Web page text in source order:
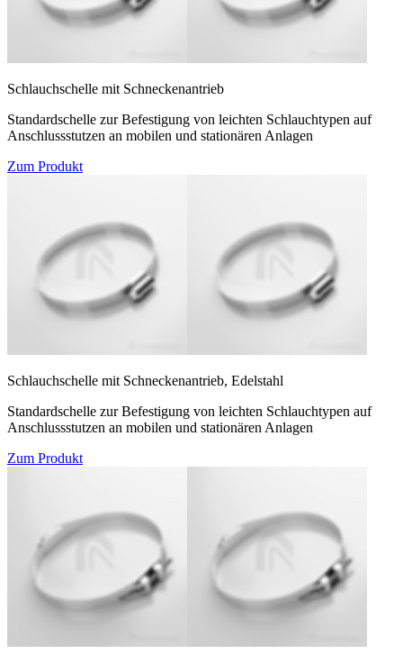
Schlauchschelle mit Schneckenantrieb
Standardschelle zur Befestigung von leichten Schlauchtypen auf
Anschlussstutzen an mobilen und stationären Anlagen
Zum Produkt
Schlauchschelle mit Schneckenantrieb, Edelstahl
Standardschelle zur Befestigung von leichten Schlauchtypen auf
Anschlussstutzen an mobilen und stationären Anlagen
Zum Produkt